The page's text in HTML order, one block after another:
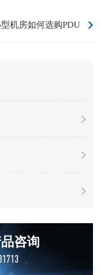
机房如何选购PDU
咨询